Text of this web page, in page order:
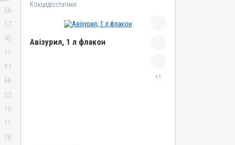
56
17
45
11
97
68
22
10
11
18
Кокцидіостатики
Авізурил, 1 л флакон
+1